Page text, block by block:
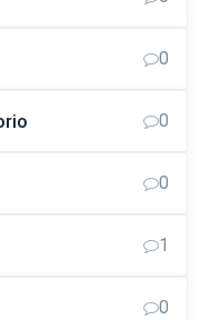
0
0
0
1
0